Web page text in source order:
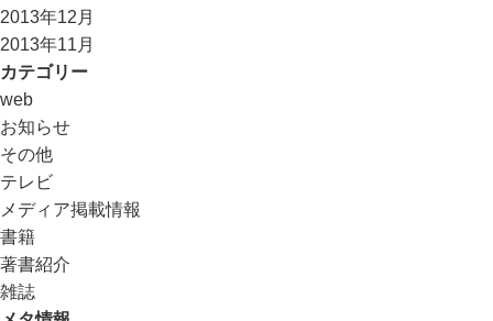
2013年12月
2013年11月
カテゴリー
web
お知らせ
その他
テレビ
メディア掲載情報
書籍
著書紹介
雑誌